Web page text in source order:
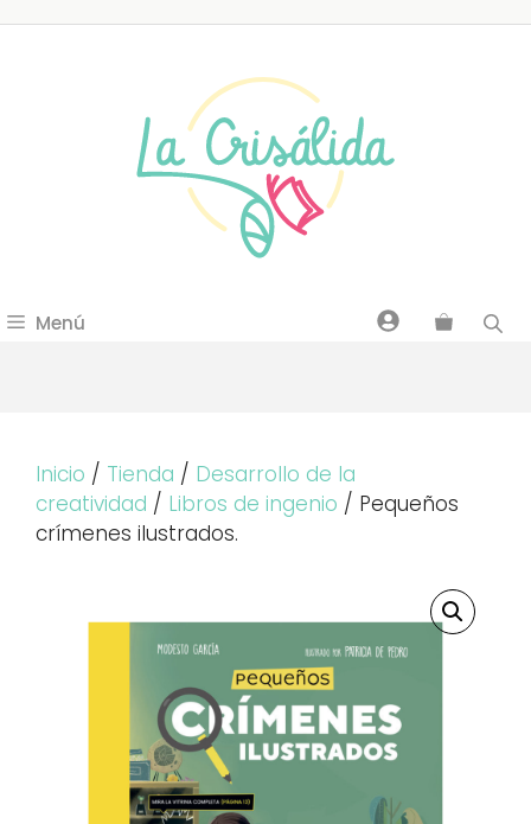
Menú
Inicio / Tienda / Desarrollo de la
creatividad / Libros de ingenio / Pequeños
crímenes ilustrados.